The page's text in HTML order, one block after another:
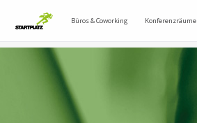
Büros & Coworking Konferenzräume